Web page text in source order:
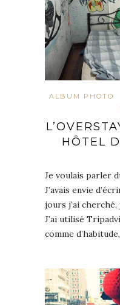
ALBUM PHOTO
HÔTEL
Je voulais parler
J’avais envie
jours j’ai
J’ai utilisé
comme